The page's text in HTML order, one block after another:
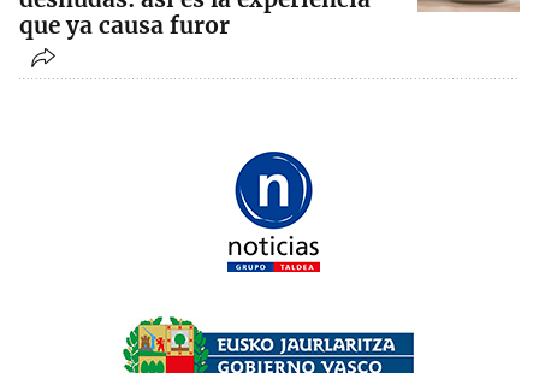
que ya causa furor